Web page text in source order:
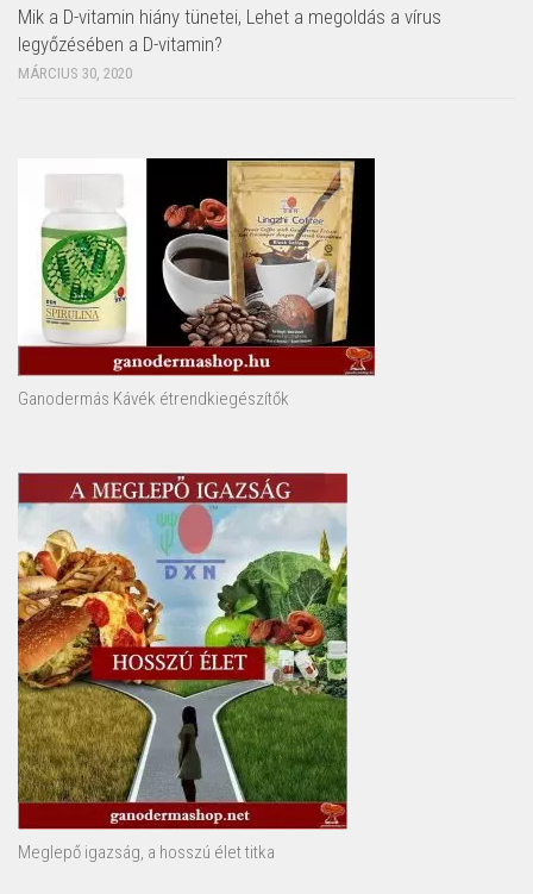
Mik a D-vitamin hiány tünetei, Lehet a megoldás a vírus
legyőzésében a D-vitamin?
MÁRCIUS 30, 2020
Ganodermás Kávék étrendkiegészítők
Meglepő igazság, a hosszú élet titka